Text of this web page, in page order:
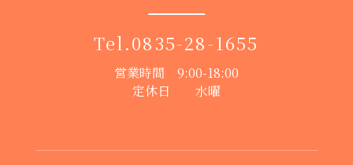
Tel.0835-28-1655
営業時間 9:00-18:00
定休日 水曜